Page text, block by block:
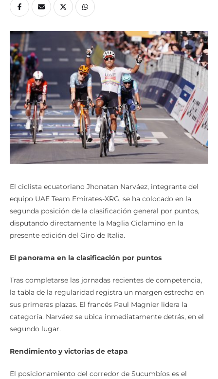
El ciclista ecuatoriano Jhonatan Narváez, integrante del
equipo UAE Team Emirates-XRG, se ha colocado en la
segunda posición de la clasificación general por puntos,
disputando directamente la Maglia Ciclamino en la
presente edición del Giro de Italia.
El panorama en la clasificación por puntos
Tras completarse las jornadas recientes de competencia,
la tabla de la regularidad registra un margen estrecho en
sus primeras plazas. El francés Paul Magnier lidera la
categoría. Narváez se ubica inmediatamente detrás, en el
segundo lugar.
Rendimiento y victorias de etapa
El posicionamiento del corredor de Sucumbíos es el